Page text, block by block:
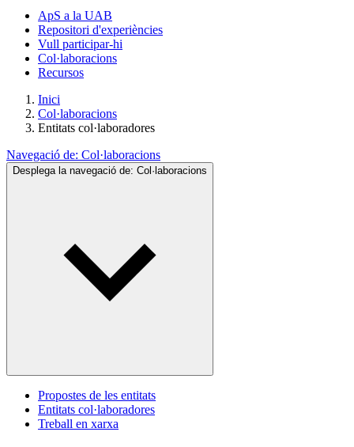
ApS a la UAB
Repositori d'experiències
Vull participar-hi
Col·laboracions
Recursos
Inici
Col·laboracions
Entitats col·laboradores
Navegació de: Col·laboracions
Desplega la navegació de: Col·laboracions
Propostes de les entitats
Entitats col·laboradores
Treball en xarxa